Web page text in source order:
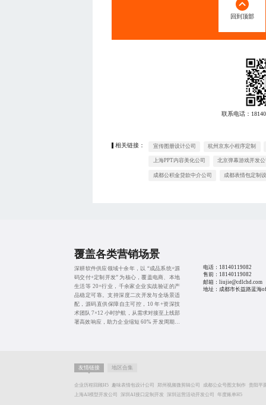
联系电话：
相关链接： 宣传图册设计公司 杭州京东小程序定制
上海PPT内容美化公司 北京弹幕游戏开发
成都公积金贷款中介公司 成都表情包定制
回到顶部
覆盖各类营销场景
深耕软件供应领域十余年，以 “成品系统+源
码交付+定制开发” 为核心，覆盖电商、本地
生活等 20+行业，千余家企业实战验证的产
品稳定可靠。支持深度二次开发与全场景适
配，源码直供保障自主可控，10 年+资深技
术团队 7×12 小时护航，从需求对接至上线部
署高效响应，助力企业缩短 60% 开发周期、
电话： 18140119082
售前： 18140119082
邮箱：liujie@cdlchd.com
地址：成都市长益路蓝海
友情链接 地区合集
企业历程回顾H5 趣味表情包设计公司 郑州视频微剪辑公司 成都公众号图文制作 贵阳平
上海AI模型开发公司
深圳AI接口定制开发 深圳运营活动开发公司 年度账单H5